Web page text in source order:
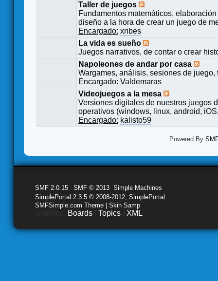
Taller de juegos
Fundamentos matemáticos,
diseño a la hora de crear un juego de
Encargado: xribes
La vida es sueño
Juegos narrativos, de contar o crear
Napoleones de andar por casa
Wargames, análisis, sesiones de
Encargado: Valdemaras
Videojuegos a la mesa
Versiones digitales de nuestros juegos
operativos (windows, linux, android,
Encargado: kalisto59
Powered By
SMF 2.0.15 SMF © 2013 Simple Machines
SimplePortal 2.3.5 © 2008-2012, SimplePortal
SMFSimple.com Theme | Skin Samp
Boards Topics XML